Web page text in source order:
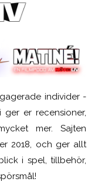
individer -
er recensioner,
mer. Sajten
2018, och ger allt
i spel, tillbehör,